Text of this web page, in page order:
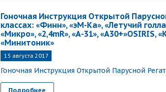
Гоночная Инструкция Открытой
классах: «Финн», «эМ-Ка», «Летучий
«Микро», «2,4mR», «А-31», «А30+»OSIRIS,
«Минитоник»
15 августа 2017
Гоночная Инструкция Открытой Парусной
Подробнее